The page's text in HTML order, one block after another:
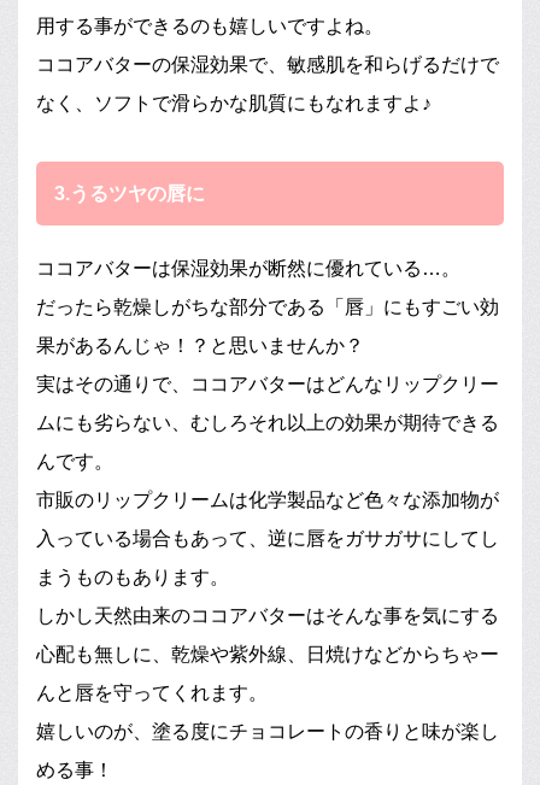
用する事ができるのも嬉しいですよね。
ココアバターの保湿効果で、敏感肌を和らげるだけで
なく、ソフトで滑らかな肌質にもなれますよ♪
3.うるツヤの唇に
ココアバターは保湿効果が断然に優れている…。
だったら乾燥しがちな部分である「唇」にもすごい効
果があるんじゃ！？と思いませんか？
実はその通りで、ココアバターはどんなリップクリー
ムにも劣らない、むしろそれ以上の効果が期待できる
んです。
市販のリップクリームは化学製品など色々な添加物が
入っている場合もあって、逆に唇をガサガサにしてし
まうものもあります。
しかし天然由来のココアバターはそんな事を気にする
心配も無しに、乾燥や紫外線、日焼けなどからちゃー
んと唇を守ってくれます。
嬉しいのが、塗る度にチョコレートの香りと味が楽し
める事！